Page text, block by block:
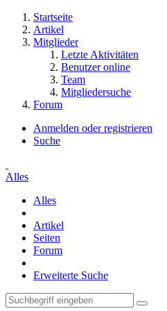
Startseite
Artikel
Mitglieder
Letzte Aktivitäten
Benutzer online
Team
Mitgliedersuche
Forum
Anmelden oder registrieren
Suche
Alles
Alles
Artikel
Seiten
Forum
Erweiterte Suche